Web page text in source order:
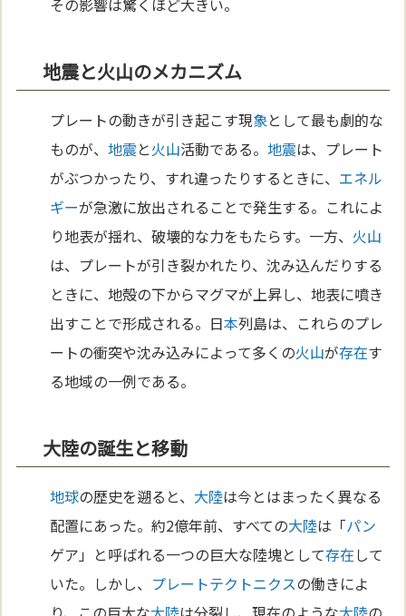
その影響は驚くほど大きい。
地震と火山のメカニズム
プレートの動きが引き起こす現象として最も劇的な
ものが、地震と火山活動である。地震は、プレート
がぶつかったり、すれ違ったりするときに、 エネル
ギーが急激に放出されることで発生する。これによ
り地表が揺れ、破壊的な力をもたらす。一方、 火山
は、プレートが引き裂かれたり、沈み込んだりする
ときに、地殻の下からマグマが上昇し、地表に噴き
出すことで形成される。日本列島は、これらのプレ
ートの衝突や沈み込みによって多くの火山が存在す
る地域の一例である。
大陸の誕生と移動
地球の歴史を遡ると、 大陸は今とはまったく異なる
配置にあった。約2億年前、すべての大陸は「パン
ゲア」と呼ばれる一つの巨大な陸塊として存在して
いた。しかし、 プレートテクトニクスの働きによ